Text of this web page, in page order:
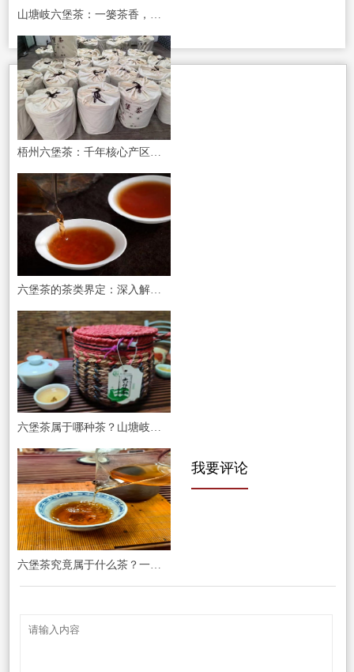
山塘岐六堡茶：一篓茶香，千年传承，品味来自核心产区的岁月醇香
梧州六堡茶：千年核心产区的黑茶传奇，山塘岐匠心传承
六堡茶的茶类界定：深入解析山塘岐六堡茶在中国茶谱系的正宗地位
六堡茶属于哪种茶？山塘岐茶业专业解析这一中国黑茶珍品的独特魅力
六堡茶究竟属于什么茶？一文读懂千年名茶的茶类归属与独特魅力
我要评论